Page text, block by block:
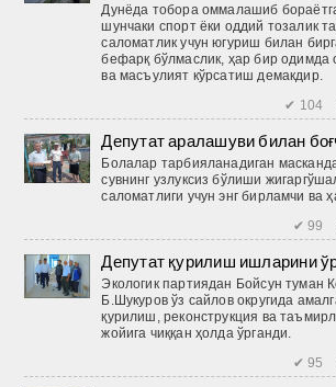
Дунёда тобора оммалашиб
шунчаки спорт ёки оддий тозалик
саломатлик учун югуриш билан
бефарқ бўлмаслик, ҳар бир одимда
ва масъулият кўрсатиш демакдир.
✔ 104
Депутат аралашуви билан
Болалар тарбияланадиган
сувнинг узлуксиз бўлиши
саломатлиги учун энг бирламчи ва
✔ 99
Депутат қурилиш ишларини
Экологик партиядан Бойсун туман
Б.Шукуров ўз сайлов округида
қурилиш, реконструкция ва
жойига чиққан ҳолда ўрганди.
✔ 95